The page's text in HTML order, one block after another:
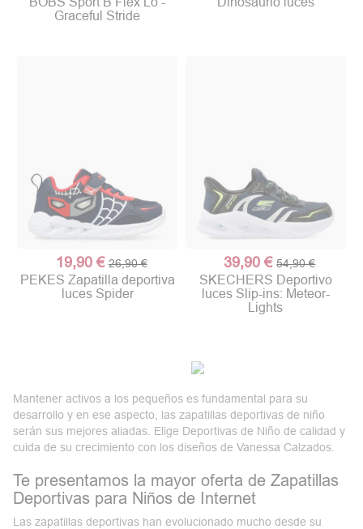
Graceful Stride
19,90 € 26,90 €
PEKES Zapatilla deportiva
luces Spider
39,90 € 54,90 €
SKECHERS Deportivo
luces Slip-ins: Meteor-
Lights
Mantener activos a los pequeños es fundamental para su
desarrollo y en ese aspecto, las zapatillas deportivas de niño
serán sus mejores aliadas. Elige Deportivas de Niño de calidad y
cuida de su crecimiento con los diseños de Vanessa Calzados.
Te presentamos la mayor oferta de Zapatillas
Deportivas para Niños de Internet
Las zapatillas deportivas han evolucionado mucho desde su